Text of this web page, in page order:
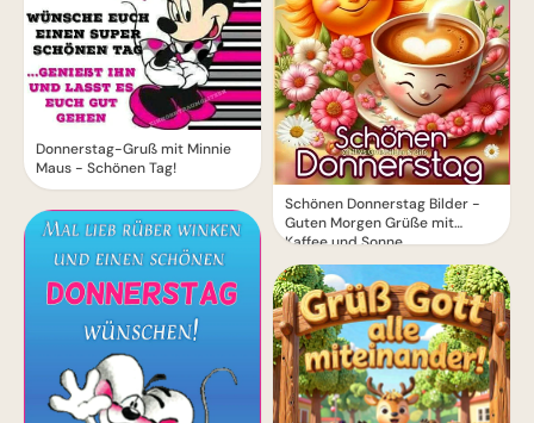
Donnerstag-Gruß mit Minnie
Maus - Schönen Tag!
Schönen Donnerstag Bilder -
Guten Morgen Grüße mit
Kaffee und Sonne